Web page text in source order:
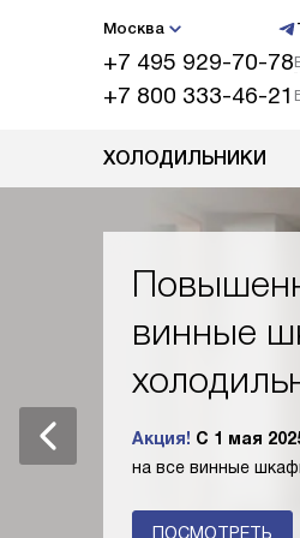
Москва
+7 495 929-70-78
+7 800 333-46-21
ХОЛОДИЛЬНИКИ
винные
Акция! С 1 мая
на все винные
ПОСМОТРЕТЬ